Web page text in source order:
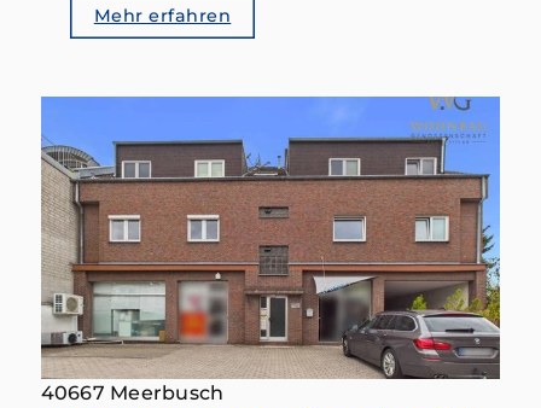
Mehr erfahren
40667 Meerbusch